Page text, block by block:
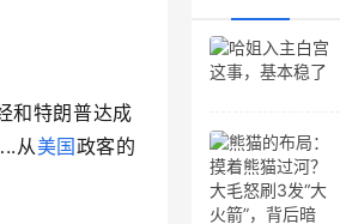
和特朗普达成
从美国政客的